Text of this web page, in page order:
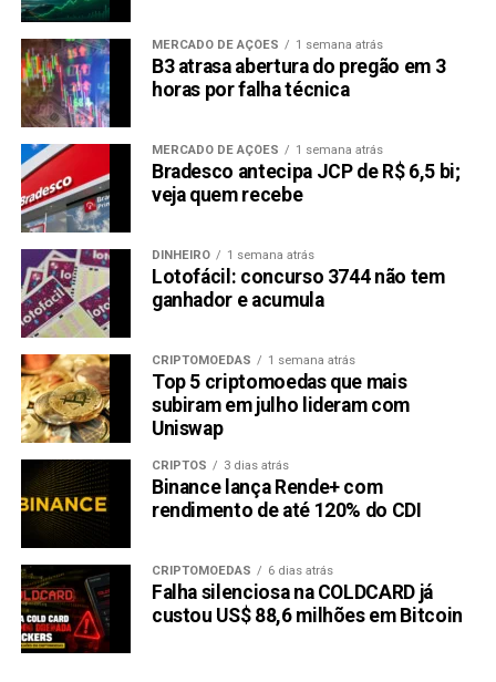
MERCADO DE AÇÕES 1 semana atrás
B3 atrasa abertura do pregão em 3
horas por falha técnica
MERCADO DE AÇÕES 1 semana atrás
Bradesco antecipa JCP de R$ 6,5 bi;
veja quem recebe
DINHEIRO 1 semana atrás
Lotofácil: concurso 3744 não tem
ganhador e acumula
CRIPTOMOEDAS 1 semana atrás
Top 5 criptomoedas que mais
subiram em julho lideram com
Uniswap
CRIPTOS 3 dias atrás
Binance lança Rende+ com
rendimento de até 120% do CDI
CRIPTOMOEDAS 6 dias atrás
Falha silenciosa na COLDCARD já
custou US$ 88,6 milhões em Bitcoin